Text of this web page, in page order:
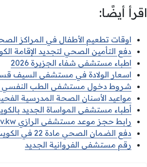
اقرأ أيضًا:
اوقات تطعيم الأطفال في المراكز
دفع التأمين الصحي لتجديد الإقامة الكويت
اطباء مستشفى شفاء الجزيرة 2026
اسعار الولادة في مستشفى السيف قسم
شروط دخول مستشفى الطب النفسي
مواعيد الأسنان الصحة المدرسية الفحيحيل
أطباء مستشفى المواساة الجديد بالكويت
رابط حجز موعد مستشفى الرازي ask.moh.gov.kw
دفع الضمان الصحي مادة 22 في الكويت
رقم مستشفى الفروانية الجديد